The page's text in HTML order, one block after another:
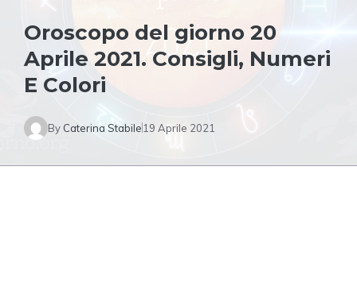
Oroscopo del giorno 20
Aprile 2021. Consigli, Numeri
E Colori
By Caterina Stabile 19 Aprile 2021